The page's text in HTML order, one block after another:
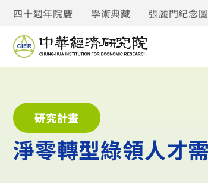
四十週年院慶 學術典藏 張麗門紀念
研究計畫
淨零轉型綠領人才